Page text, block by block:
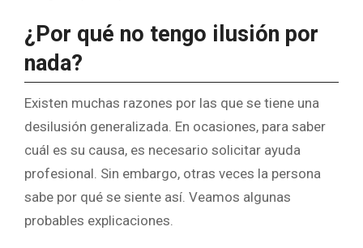
¿Por qué no tengo ilusión por
nada?
Existen muchas razones por las que se tiene una
desilusión generalizada. En ocasiones, para saber
cuál es su causa, es necesario solicitar ayuda
profesional. Sin embargo, otras veces la persona
sabe por qué se siente así. Veamos algunas
probables explicaciones.